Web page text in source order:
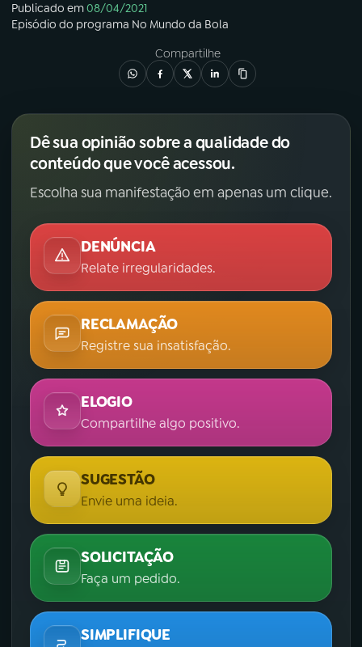
Publicado em08/04/2021
Episódio do programa No Mundo da Bola
Compartilhe
Dê sua opinião sobre a qualidade do
conteúdo que você acessou.
Escolha sua manifestação em apenas um clique.
DENÚNCIA
Relate irregularidades.
RECLAMAÇÃO
Registre sua insatisfação.
ELOGIO
Compartilhe algo positivo.
SUGESTÃO
Envie uma ideia.
SOLICITAÇÃO
Faça um pedido.
SIMPLIFIQUE